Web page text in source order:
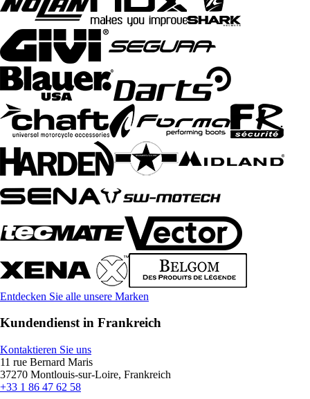
Entdecken Sie alle unsere Marken
Kundendienst in Frankreich
Kontaktieren Sie uns
11 rue Bernard Maris
37270 Montlouis-sur-Loire, Frankreich
+33 1 86 47 62 58